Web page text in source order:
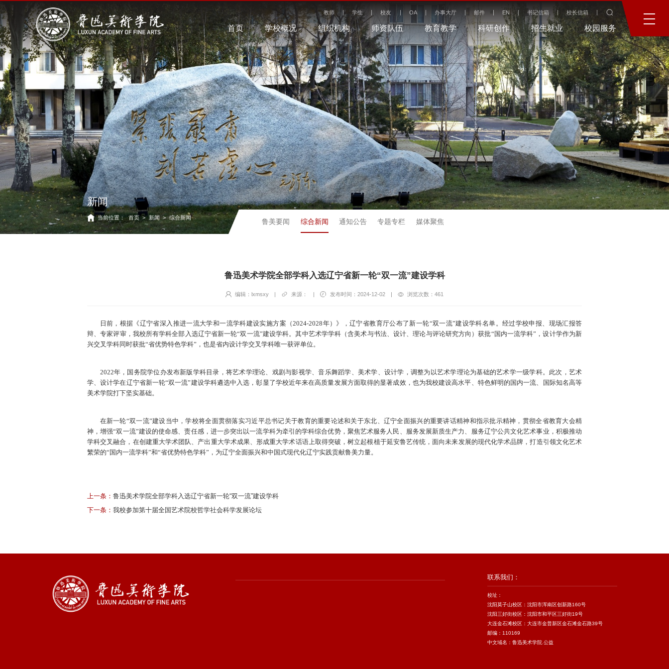
教师 学生 校友 OA 办事大厅 邮件 EN 书记信箱 校长信箱
首页 学校概况 组织机构 师资队伍 教育教学 科研创作 招生就业 校园服务
新闻
当前位置： 首页 > 新闻 > 综合新闻
鲁美要闻 综合新闻 通知公告 专题专栏 媒体聚焦
鲁迅美术学院全部学科入选辽宁省新一轮“双一流”建设学科
编辑：lxmsxy | 来源： | 发布时间：2024-12-02 | 浏览次数：461
日前，根据《辽宁省深入推进一流大学和一流学科建设实施方案（2024-2028年）》，辽宁省教育厅公布了新一轮“双一流”建设学科名单。经过学校申报、现场汇报答
辩、专家评审，我校所有学科全部入选辽宁省新一轮“双一流”建设学科。其中艺术学学科（含美术与书法、设计、理论与评论研究方向）获批“国内一流学科”，设计学作为新
兴交叉学科同时获批“省优势特色学科”，也是省内设计学交叉学科唯一获评单位。
2022年，国务院学位办发布新版学科目录，将艺术学理论、戏剧与影视学、音乐舞蹈学、美术学、设计学，调整为以艺术学理论为基础的艺术学一级学科。此次，艺术
学、设计学在辽宁省新一轮“双一流”建设学科遴选中入选，彰显了学校近年来在高质量发展方面取得的显著成效，也为我校建设高水平、特色鲜明的国内一流、国际知名高等
美术学院打下坚实基础。
在新一轮“双一流”建设当中，学校将全面贯彻落实习近平总书记关于教育的重要论述和关于东北、辽宁全面振兴的重要讲话精神和指示批示精神，贯彻全省教育大会精
神，增强“双一流”建设的使命感、责任感，进一步突出以一流学科为牵引的学科综合优势，聚焦艺术服务人民、服务发展新质生产力、服务辽宁公共文化艺术事业，积极推动
学科交叉融合，在创建重大学术团队、产出重大学术成果、形成重大学术话语上取得突破，树立起根植于延安鲁艺传统，面向未来发展的现代化学术品牌，打造引领文化艺术
繁荣的“国内一流学科”和“省优势特色学科”，为辽宁全面振兴和中国式现代化辽宁实践贡献鲁美力量。
上一条： 鲁迅美术学院全部学科入选辽宁省新一轮“双一流”建设学科
下一条： 我校参加第十届全国艺术院校哲学社会科学发展论坛
联系我们：
校址：
沈阳莫子山校区：沈阳市浑南区创新路160号
沈阳三好街校区：沈阳市和平区三好街19号
大连金石滩校区：大连市金普新区金石滩金石路39号
邮编：110169
中文域名：鲁迅美术学院.公益